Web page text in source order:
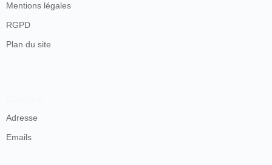
Mentions légales
RGPD
Plan du site
Adresse
Emails